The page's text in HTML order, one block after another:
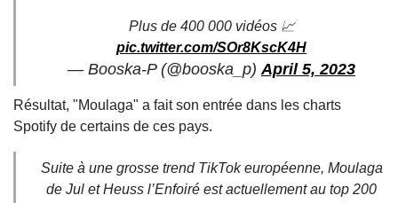
Plus de 400 000 vidéos 📈
pic.twitter.com/SOr8KscK4H
— Booska-P (@booska_p)April 5, 2023
Résultat, "Moulaga" a fait son entrée dans les charts
Spotify de certains de ces pays.
Suite à une grosse trend TikTok européenne, Moulaga
de Jul et Heuss l’Enfoiré est actuellement au top 200